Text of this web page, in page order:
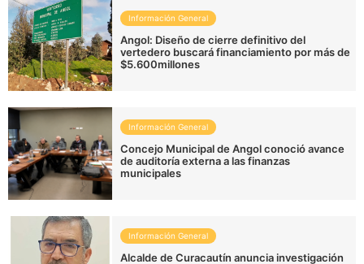
Información General
Angol: Diseño de cierre definitivo del
vertedero buscará financiamiento por más de
$5.600millones
Información General
Concejo Municipal de Angol conoció avance
de auditoría externa a las finanzas
municipales
Información General
Alcalde de Curacautín anuncia investigación